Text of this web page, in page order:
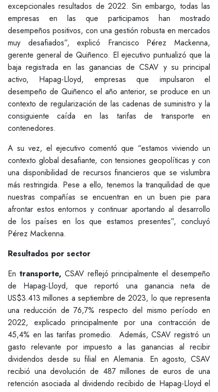
excepcionales resultados de 2022. Sin embargo, todas las
empresas en las que participamos han mostrado
desempeños positivos, con una gestión robusta en mercados
muy desafiados”, explicó Francisco Pérez Mackenna,
gerente general de Quiñenco. El ejecutivo puntualizó que la
baja registrada en las ganancias de CSAV y su principal
activo, Hapag-Lloyd, empresas que impulsaron el
desempeño de Quiñenco el año anterior, se produce en un
contexto de regularización de las cadenas de suministro y la
consiguiente caída en las tarifas de transporte en
contenedores.
A su vez, el ejecutivo comentó que “estamos viviendo un
contexto global desafiante, con tensiones geopolíticas y con
una disponibilidad de recursos financieros que se vislumbra
más restringida. Pese a ello, tenemos la tranquilidad de que
nuestras compañías se encuentran en un buen pie para
afrontar estos entornos y continuar aportando al desarrollo
de los países en los que estamos presentes”, concluyó
Pérez Mackenna.
Resultados por sector
En transporte, CSAV reflejó principalmente el desempeño
de Hapag-Lloyd, que reportó una ganancia neta de
US$3.413 millones a septiembre de 2023, lo que representa
una reducción de 76,7% respecto del mismo período en
2022, explicado principalmente por una contracción de
45,4% en las tarifas promedio. Además, CSAV registró un
gasto relevante por impuesto a las ganancias al recibir
dividendos desde su filial en Alemania. En agosto, CSAV
recibió una devolución de 487 millones de euros de una
retención asociada al dividendo recibido de Hapag-Lloyd el